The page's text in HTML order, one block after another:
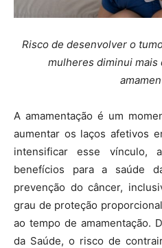
Risco de desenvolver o
mulheres diminui mais
A amamentação é um
aumentar os laços afetivos
intensificar esse vínculo,
benefícios para a saúde
prevenção do câncer,
grau de proteção
ao tempo de amamentação.
da Saúde, o risco de